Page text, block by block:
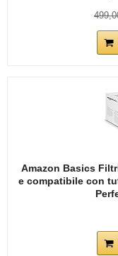
Amazon Basics
e compatibile con